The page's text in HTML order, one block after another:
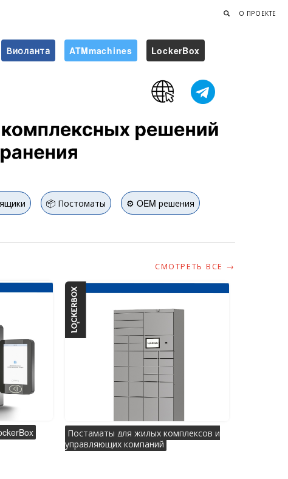
О ПРОЕКТЕ
Виоланта ATMmachines LockerBox
Найти
📦 Постоматы ⚙️ OEM решения
СМОТРЕТЬ ВСЕ →
Постаматы для жилых комплексов и
управляющих компаний